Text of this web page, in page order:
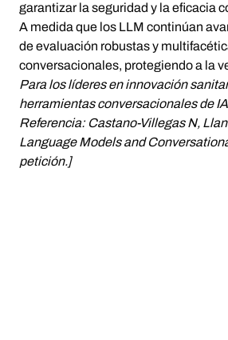
garantizar la seguridad y la eficacia
A medida que los LLM continúan
de evaluación robustas y
conversacionales, protegiendo a la
Para los líderes en innovación
herramientas conversacionales de
Referencia: Castano-Villegas N,
Language Models and
petición.]